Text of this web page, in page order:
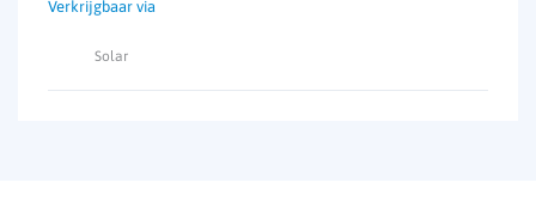
Solar